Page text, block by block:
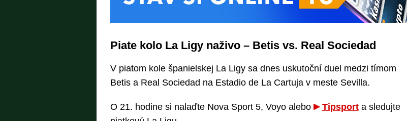
Piate kolo La Ligy naživo – Betis vs. Real Sociedad
V piatom kole španielskej La Ligy sa dnes uskutoční duel medzi tímom
Betis a Real Sociedad na Estadio de La Cartuja v meste Sevilla.
O 21. hodine si nalaďte Nova Sport 5, Voyo alebo Tipsporta sledujte